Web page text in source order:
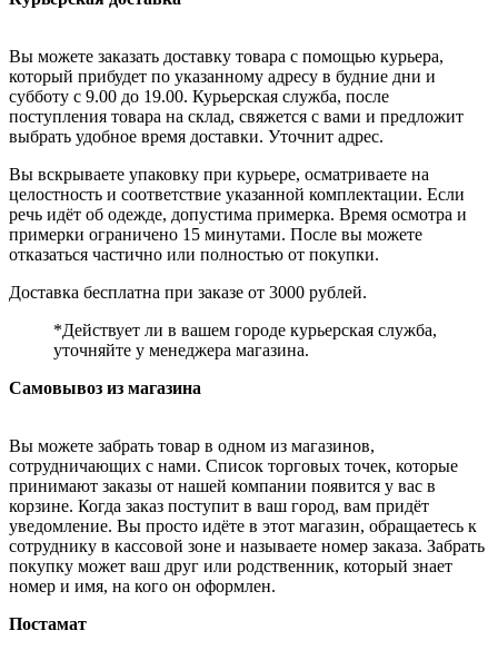
Вы можете заказать доставку товара с помощью курьера,
который прибудет по указанному адресу в будние дни и
субботу с 9.00 до 19.00. Курьерская служба, после
поступления товара на склад, свяжется с вами и предложит
выбрать удобное время доставки. Уточнит адрес.
Вы вскрываете упаковку при курьере, осматриваете на
целостность и соответствие указанной комплектации. Если
речь идёт об одежде, допустима примерка. Время осмотра и
примерки ограничено 15 минутами. После вы можете
отказаться частично или полностью от покупки.
Доставка бесплатна при заказе от 3000 рублей.
*Действует ли в вашем городе курьерская служба,
уточняйте у менеджера магазина.
Самовывоз из магазина
Вы можете забрать товар в одном из магазинов,
сотрудничающих с нами. Список торговых точек, которые
принимают заказы от нашей компании появится у вас в
корзине. Когда заказ поступит в ваш город, вам придёт
уведомление. Вы просто идёте в этот магазин, обращаетесь к
сотруднику в кассовой зоне и называете номер заказа. Забрать
покупку может ваш друг или родственник, который знает
номер и имя, на кого он оформлен.
Постамат